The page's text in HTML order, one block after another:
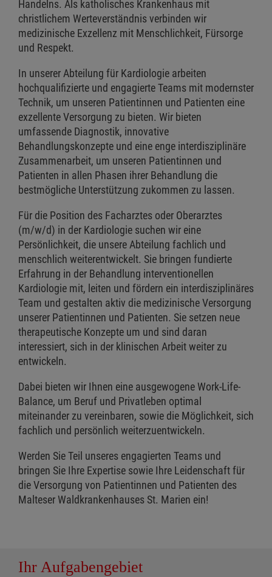
Handelns. Als katholisches Krankenhaus mit
christlichem Werteverständnis verbinden wir
medizinische Exzellenz mit Menschlichkeit, Fürsorge
und Respekt.
In unserer Abteilung für Kardiologie arbeiten
hochqualifizierte und engagierte Teams mit modernster
Technik, um unseren Patientinnen und Patienten eine
exzellente Versorgung zu bieten. Wir bieten
umfassende Diagnostik, innovative
Behandlungskonzepte und eine enge interdisziplinäre
Zusammenarbeit, um unseren Patientinnen und
Patienten in allen Phasen ihrer Behandlung die
bestmögliche Unterstützung zukommen zu lassen.
Für die Position des Facharztes oder Oberarztes
(m/w/d) in der Kardiologie suchen wir eine
Persönlichkeit, die unsere Abteilung fachlich und
menschlich weiterentwickelt. Sie bringen fundierte
Erfahrung in der Behandlung interventionellen
Kardiologie mit, leiten und fördern ein interdisziplinäres
Team und gestalten aktiv die medizinische Versorgung
unserer Patientinnen und Patienten. Sie setzen neue
therapeutische Konzepte um und sind daran
interessiert, sich in der klinischen Arbeit weiter zu
entwickeln.
Dabei bieten wir Ihnen eine ausgewogene Work-Life-
Balance, um Beruf und Privatleben optimal
miteinander zu vereinbaren, sowie die Möglichkeit, sich
fachlich und persönlich weiterzuentwickeln.
Werden Sie Teil unseres engagierten Teams und
bringen Sie Ihre Expertise sowie Ihre Leidenschaft für
die Versorgung von Patientinnen und Patienten des
Malteser Waldkrankenhauses St. Marien ein!
Ihr Aufgabengebiet